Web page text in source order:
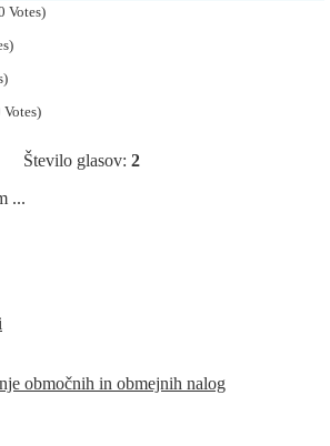
Votes)
Votes)
Število glasov: 2
...
območnih in obmejnih nalog